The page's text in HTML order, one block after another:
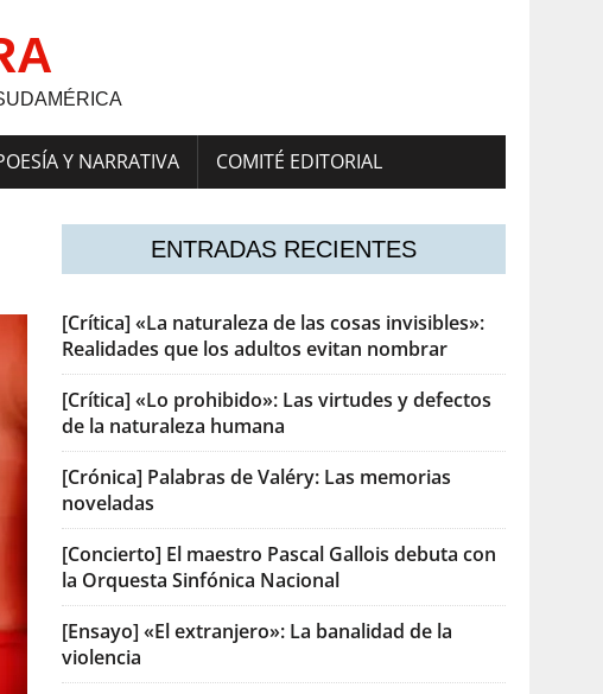
Y NARRATIVA COMITÉ EDITORIAL
ENTRADAS RECIENTES
[Crítica] «La naturaleza de las cosas invisibles»:
Realidades que los adultos evitan nombrar
[Crítica] «Lo prohibido»: Las virtudes y defectos
de la naturaleza humana
[Crónica] Palabras de Valéry: Las memorias
noveladas
[Concierto] El maestro Pascal Gallois debuta con
la Orquesta Sinfónica Nacional
[Ensayo] «El extranjero»: La banalidad de la
violencia